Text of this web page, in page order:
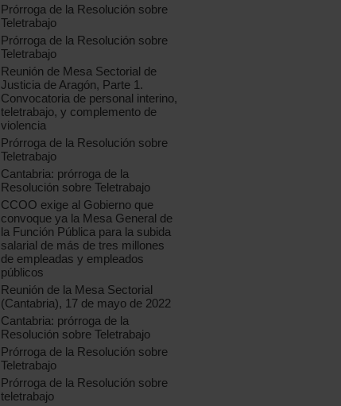
Prórroga de la Resolución sobre
Teletrabajo
Prórroga de la Resolución sobre
Teletrabajo
Reunión de Mesa Sectorial de
Justicia de Aragón, Parte 1.
Convocatoria de personal interino,
teletrabajo, y complemento de
violencia
Prórroga de la Resolución sobre
Teletrabajo
Cantabria: prórroga de la
Resolución sobre Teletrabajo
CCOO exige al Gobierno que
convoque ya la Mesa General de
la Función Pública para la subida
salarial de más de tres millones
de empleadas y empleados
públicos
Reunión de la Mesa Sectorial
(Cantabria), 17 de mayo de 2022
Cantabria: prórroga de la
Resolución sobre Teletrabajo
Prórroga de la Resolución sobre
Teletrabajo
Prórroga de la Resolución sobre
teletrabajo